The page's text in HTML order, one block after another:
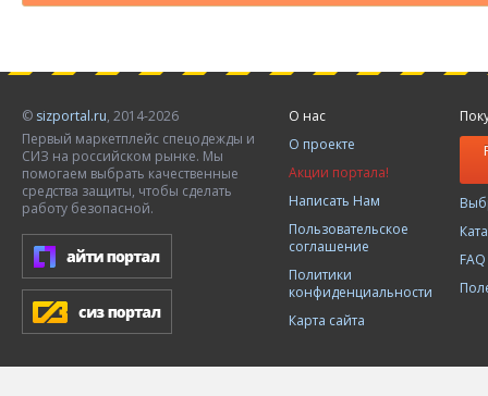
© sizportal.ru, 2014-2026
Первый маркетплейс спецодежды и
СИЗ на российском рынке. Мы
помогаем выбрать качественные
средства защиты, чтобы сделать
работу безопасной.
О нас
О проекте
Акции портала!
Написать Нам
Пользовательское
соглашение
Политики
конфиденциальности
Карта сайта
FAQ